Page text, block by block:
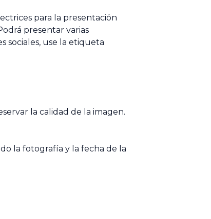
para la presentación
presentar varias
sociales, use la etiqueta
la calidad de la imagen.
la fotografía y la fecha de la